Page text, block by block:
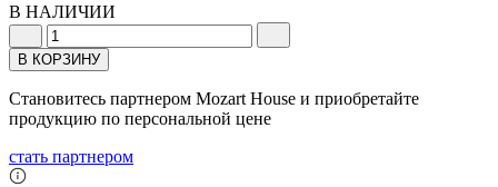
В НАЛИЧИИ
В КОРЗИНУ
Становитесь партнером Mozart House и приобретайте
продукцию по персональной цене
стать партнером